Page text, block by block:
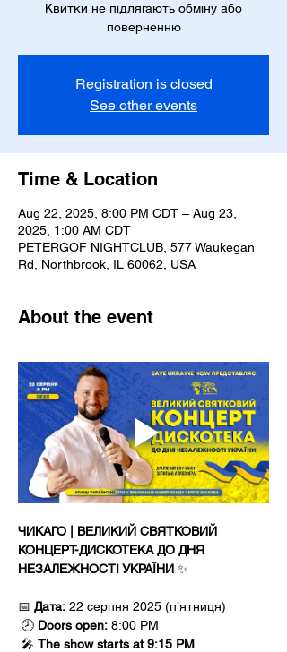
Квитки не підлягають обміну або
поверненню
Registration is closed
See other events
Time & Location
Aug 22, 2025, 8:00 PM CDT – Aug 23,
2025, 1:00 AM CDT
PETERGOF NIGHTCLUB, 577 Waukegan
Rd, Northbrook, IL 60062, USA
About the event
ЧИКАГО | ВЕЛИКИЙ СВЯТКОВИЙ
КОНЦЕРТ-ДИСКОТЕКА ДО ДНЯ
НЕЗАЛЕЖНОСТІ УКРАЇНИ ✨
📅 Дата: 22 серпня 2025 (п’ятниця)
🕗 Doors open: 8:00 PM
🎤 The show starts at 9:15 PM